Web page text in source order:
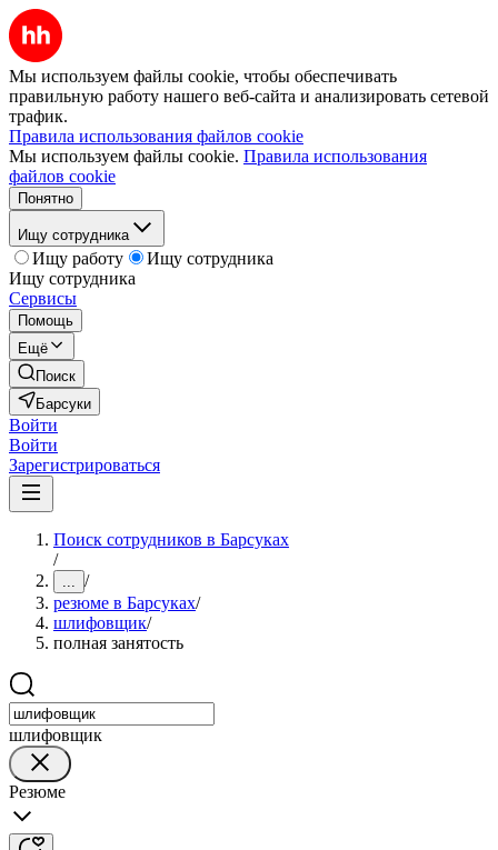
Мы используем файлы cookie, чтобы обеспечивать
правильную работу нашего веб-сайта и анализировать сетевой
трафик.
Правила использования файлов cookie
Мы используем файлы cookie. Правила использования
файлов cookie
Понятно
Ищу сотрудника
Ищу работу
Ищу сотрудника
Ищу сотрудника
Сервисы
Помощь
Ещё
Поиск
Барсуки
Войти
Войти
Зарегистрироваться
Поиск сотрудников в Барсуках
/
... /
резюме в Барсуках/
шлифовщик/
полная занятость
шлифовщик
Резюме